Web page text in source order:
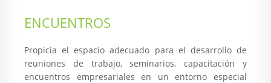
ENCUENTROS
Propicia el espacio adecuado para el desarrollo de
reuniones de trabajo, seminarios, capacitación y
encuentros empresariales en un entorno especial